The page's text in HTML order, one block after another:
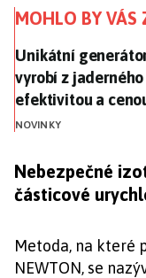
MOHLO BY VÁS
Unikátní
Unikátní
vyrobí z
efektivitou a
NOVINKY
Nebezpečné
částicové
Metoda, na které
NEWTON, se